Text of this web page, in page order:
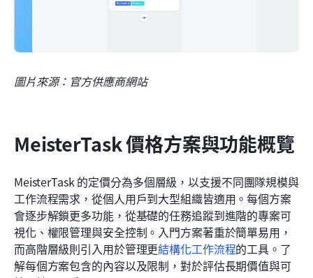
圖片來源：官方供應商網站
MeisterTask 價格方案與功能概覽
MeisterTask 的定價分為多個層級，以支援不同團隊規模與
工作流程需求，從個人用戶到大型組織皆適用。每個方案
會逐步解鎖更多功能，從基礎的任務追蹤到進階的專案可
視化、權限管理與安全控制。入門方案著重於簡單易用，
而高階層級則引入用於管理更結構化工作流程的工具。了
解每個方案包含的內容以及限制，對於評估長期價值與可